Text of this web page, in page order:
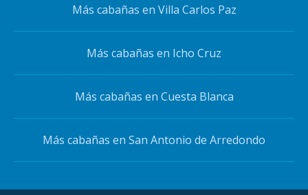
Más cabañas en Villa Carlos Paz
Más cabañas en Icho Cruz
Más cabañas en Cuesta Blanca
Más cabañas en San Antonio de Arredondo